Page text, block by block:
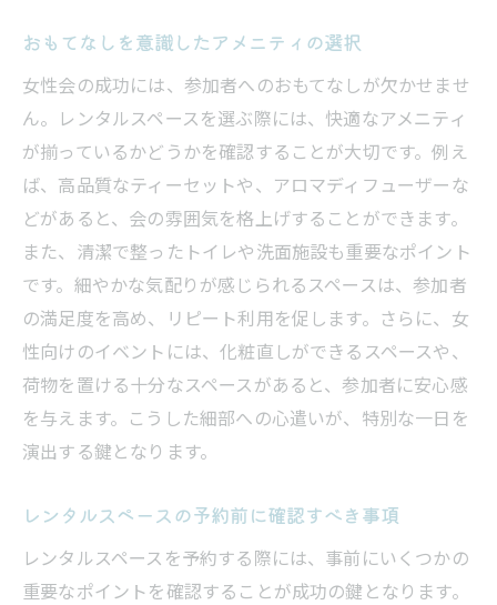
おもてなしを意識したアメニティの選択
女性会の成功には、参加者へのおもてなしが欠かせませ
ん。レンタルスペースを選ぶ際には、快適なアメニティ
が揃っているかどうかを確認することが大切です。例え
ば、高品質なティーセットや、アロマディフューザーな
どがあると、会の雰囲気を格上げすることができます。
また、清潔で整ったトイレや洗面施設も重要なポイント
です。細やかな気配りが感じられるスペースは、参加者
の満足度を高め、リピート利用を促します。さらに、女
性向けのイベントには、化粧直しができるスペースや、
荷物を置ける十分なスペースがあると、参加者に安心感
を与えます。こうした細部への心遣いが、特別な一日を
演出する鍵となります。
レンタルスペースの予約前に確認すべき事項
レンタルスペースを予約する際には、事前にいくつかの
重要なポイントを確認することが成功の鍵となります。